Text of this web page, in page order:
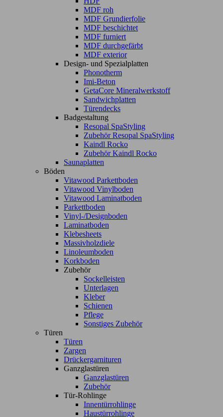
MDF roh
MDF Grundierfolie
MDF beschichtet
MDF furniert
MDF durchgefärbt
MDF exterior
Design- und Spezialplatten
Phonotherm
Imi-Beton
GetaCore Mineralwerkstoff
Sandwichplatten
Türendecks
Badgestaltung
Resopal SpaStyling
Zubehör Resopal SpaStyling
Kaindl Rocko
Zubehör Kaindl Rocko
Saunaplatten
Böden
Vitawood Parkettboden
Vitawood Vinylboden
Vitawood Laminatboden
Parkettboden
Vinyl-/Designboden
Laminatboden
Klebesheets
Massivholzdiele
Linoleumboden
Korkboden
Zubehör
Sockelleisten
Unterlagen
Kleber
Schienen
Pflege
Sonstiges Zubehör
Türen
Türen
Zargen
Drückergarnituren
Ganzglastüren
Ganzglastüren
Zubehör
Tür-Rohlinge
Innentürrohlinge
Haustürrohlinge